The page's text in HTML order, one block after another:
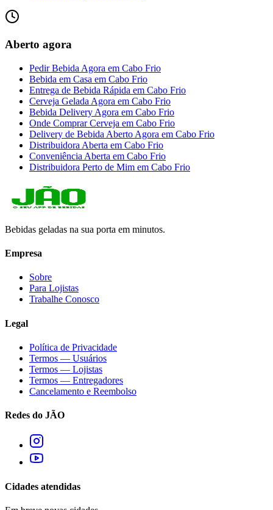
Aberto agora
Pedir Bebida Agora em Cabo Frio
Bebida em Casa em Cabo Frio
Entrega de Bebida Rápida em Cabo Frio
Cerveja Gelada Agora em Cabo Frio
Bebida Delivery Agora em Cabo Frio
Onde Comprar Cerveja em Cabo Frio
Delivery de Bebida Aberto Agora em Cabo Frio
Distribuidora Aberta em Cabo Frio
Conveniência Aberta em Cabo Frio
Distribuidora Perto de Mim em Cabo Frio
Bebidas geladas na sua porta em minutos.
Empresa
Sobre
Para Lojistas
Trabalhe Conosco
Legal
Política de Privacidade
Termos — Usuários
Termos — Lojistas
Termos — Entregadores
Cancelamento e Reembolso
Redes do JÃO
Cidades atendidas